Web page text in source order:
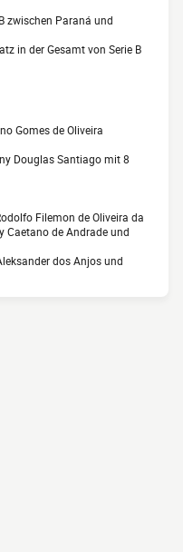
zwischen Paraná und
in der Gesamt von Serie B
Gomes de Oliveira
Douglas Santiago mit 8
Filemon de Oliveira da
Caetano de Andrade und
dos Anjos und